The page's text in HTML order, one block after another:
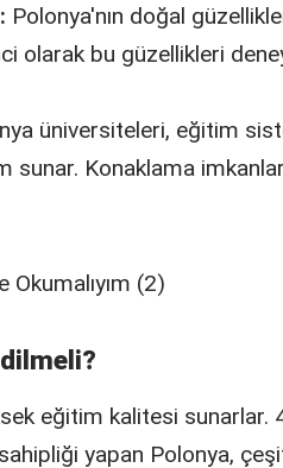
Polonya'nın doğal
olarak bu güzellikleri
üniversiteleri, eğitim
Konaklama
eğitim kalitesi sunarlar.
yapan Polonya,